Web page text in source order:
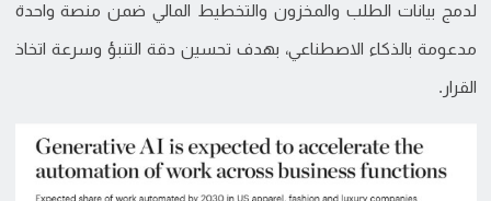
لدمج بيانات الطلب والمخزون والتخطيط المالي ضمن منصة واحدة
مدعومة بالذكاء الاصطناعي، بهدف تحسين دقة التنبؤ وسرعة اتخاذ
القرار.